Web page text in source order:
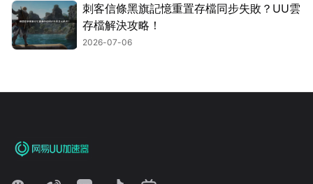
刺客信條黑旗記憶重置存檔同步失敗？UU雲
存檔解決攻略！
2026-07-06